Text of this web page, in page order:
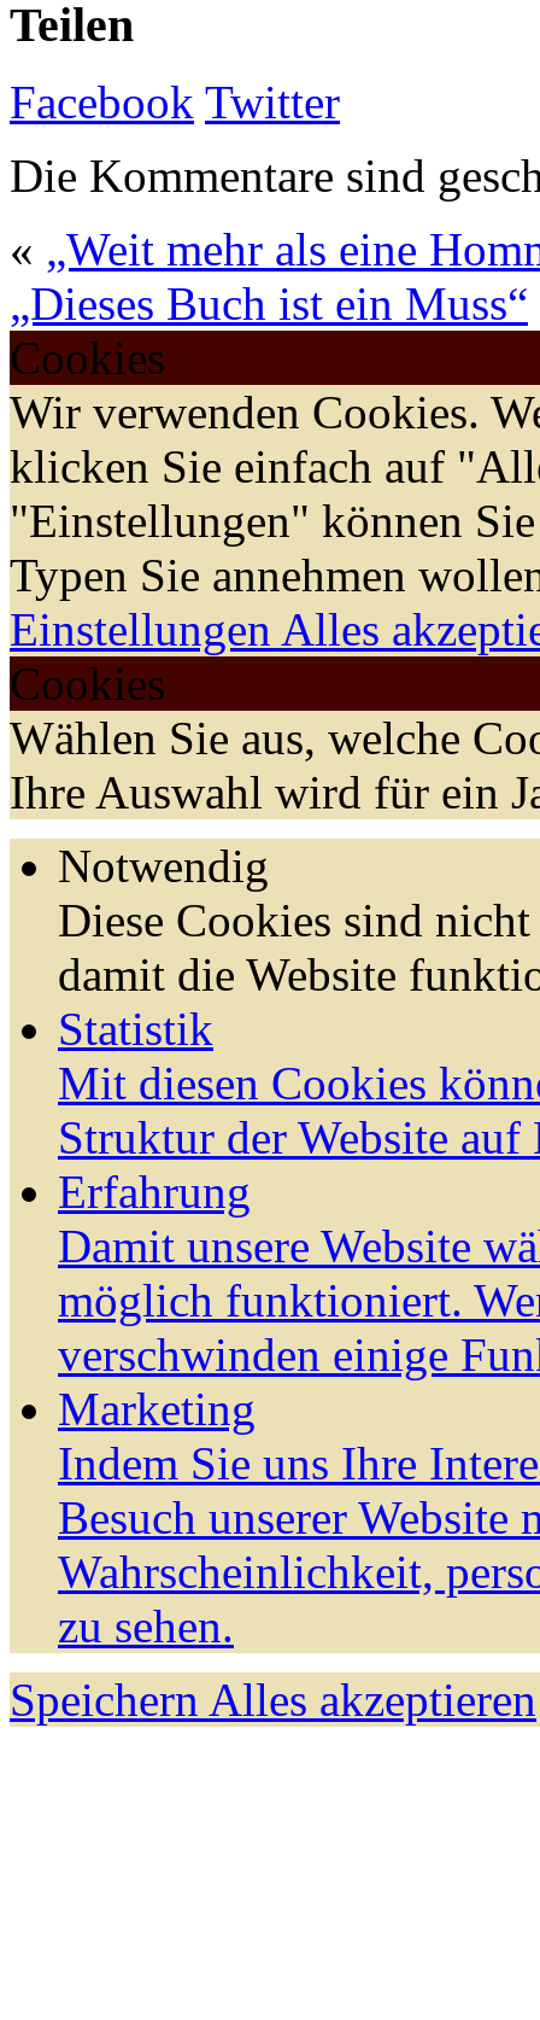
Teilen
Facebook Twitter
Die Kommentare sind
« „Weit mehr als eine
„Dieses Buch ist ein Muss“
Cookies
Wir verwenden Cookies.
klicken Sie einfach auf
"Einstellungen" können
Typen Sie annehmen
Einstellungen Alles
Cookies
Wählen Sie aus, welche
Ihre Auswahl wird für ein
Notwendig
Diese Cookies sind
damit die Website
Statistik
Mit diesen Cookies
Struktur der Website auf
Erfahrung
Damit unsere Website
möglich funktioniert.
verschwinden einige
Marketing
Indem Sie uns Ihre
Besuch unserer Website
Wahrscheinlichkeit,
zu sehen.
Speichern Alles akzeptieren